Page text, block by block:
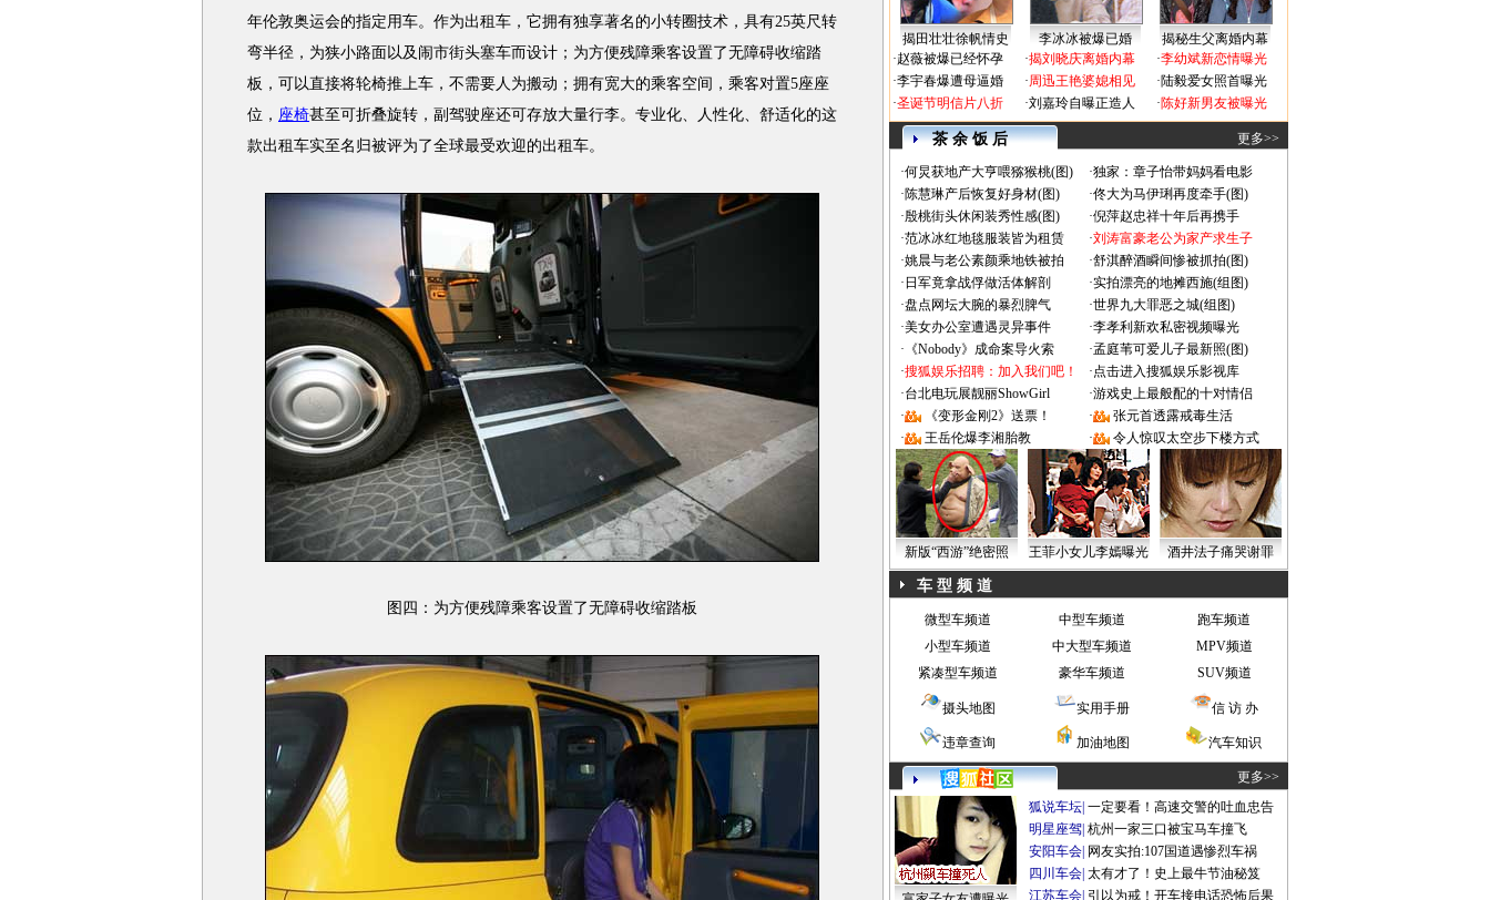
年伦敦奥运会的指定用车。作为出租车，它拥有独享著名的小转圈技术，具有25英尺转
弯半径，为狭小路面以及闹市街头塞车而设计；为方便残障乘客设置了无障碍收缩踏
板，可以直接将轮椅推上车，不需要人为搬动；拥有宽大的乘客空间，乘客对置5座座
位， 座椅甚至可折叠旋转，副驾驶座还可存放大量行李。专业化、人性化、舒适化的这
款出租车实至名归被评为了全球最受欢迎的出租车。
图四：为方便残障乘客设置了无障碍收缩踏板
揭田壮壮徐帆情史 李冰冰被爆已婚
揭秘生父离婚内幕
·赵薇被爆已经怀孕
·李宇春爆遭母逼婚
·圣诞节明信片八折
·揭刘晓庆离婚内幕
·周迅王艳婆媳相见
·刘嘉玲自曝正造人
·李幼斌新恋情曝光
·陆毅爱女照首曝光
·陈好新男友被曝光
茶 余 饭 后 更多>>
·何炅获地产大亨喂猕猴桃(图) ·独家：章子怡带妈妈看电影
·陈慧琳产后恢复好身材(图) ·佟大为马伊琍再度牵手(图)
·殷桃街头休闲装秀性感(图) ·倪萍赵忠祥十年后再携手
·范冰冰红地毯服装皆为租赁 ·刘涛富豪老公为家产求生子
·姚晨与老公素颜乘地铁被拍 ·舒淇醉酒瞬间惨被抓拍(图)
· 日军竟拿战俘做活体解剖 ·实拍漂亮的地摊西施(组图)
·盘点网坛大腕的暴烈脾气 ·世界九大罪恶之城(组图)
·美女办公室遭遇灵异事件 ·李孝利新欢私密视频曝光
· 《Nobody》成命案导火索 ·孟庭苇可爱儿子最新照(图)
·搜狐娱乐招聘：加入我们吧！ ·点击进入搜狐娱乐影视库
·台北电玩展靓丽ShowGirl ·游戏史上最般配的十对情侣
·
《变形金刚2》送票！ ·
张元首透露戒毒生活
·
王岳伦爆李湘胎教 · 令人惊叹太空步下楼方式
新版“西游”绝密照 王菲小女儿李嫣曝光 酒井法子痛哭谢罪
车 型 频 道
微型车频道 中型车频道
跑车频道
小型车频道
中大型车频道
MPV频道
紧凑型车频道
豪华车频道 SUV频道
摄头地图 实用手册 信 访 办
违章查询 加油地图 汽车知识
更多>>
狐说车坛 一定要看！高速交警的吐血忠告
明星座驾 杭州一家三口被宝马车撞飞
安阳车会 网友实拍:107国道遇惨烈车祸
四川车会 太有才了！史上最牛节油秘笈
江苏车会 引以为戒！开车接电话恐怖后果